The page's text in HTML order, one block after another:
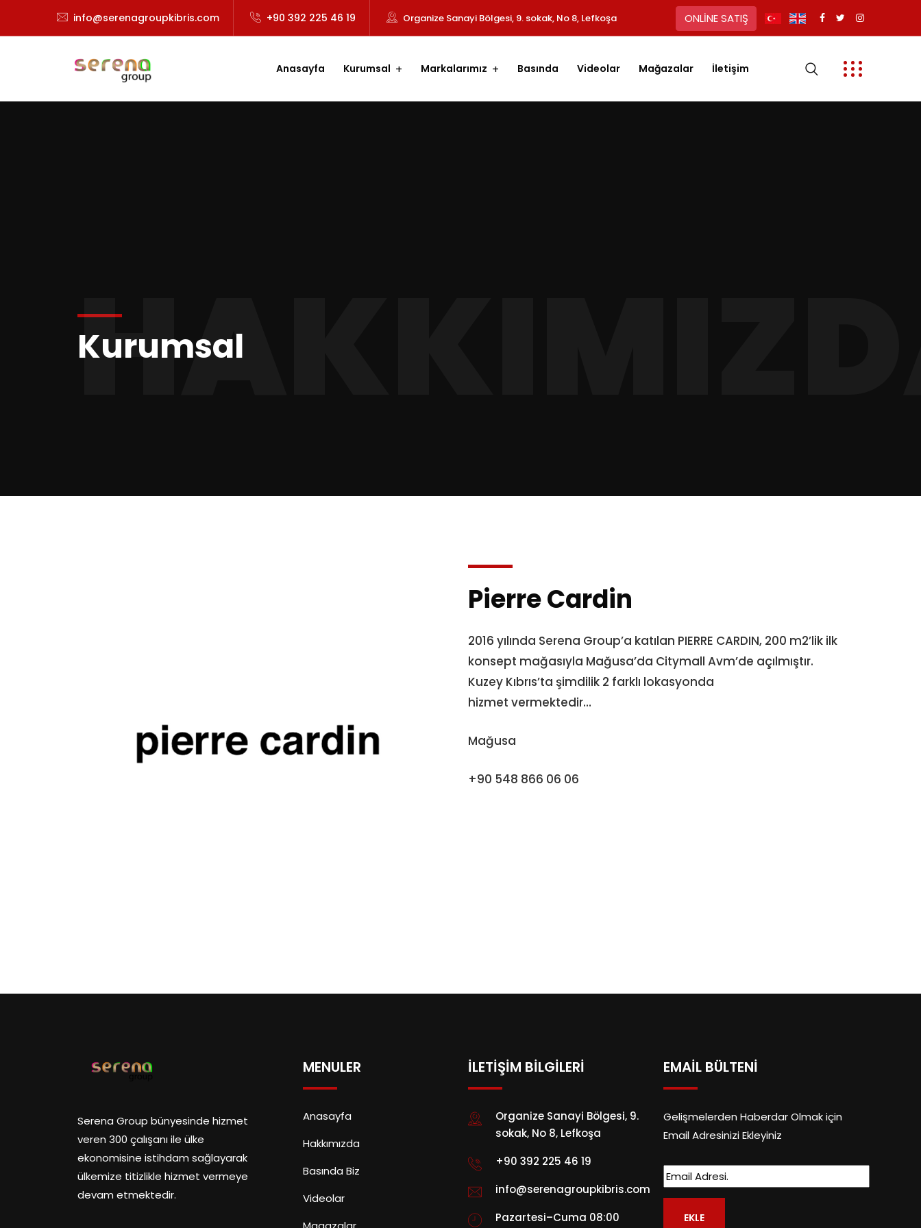
info@serenagroupkibris.com +90 392 225 46 19 Organize Sanayi Bölgesi, 9. sokak, No 8, Lefkoşa ONLİNE SATIŞ
Anasayfa Kurumsal Markalarımız Basında Videolar Mağazalar İletişim
Kurumsal
Pierre Cardin
2016 yılında Serena Group’a katılan PIERRE CARDIN, 200 m2’lik ilk
konsept mağasıyla Mağusa’da Citymall Avm’de açılmıştır.
Kuzey Kıbrıs’ta şimdilik 2 farklı lokasyonda
hizmet vermektedir…
Mağusa
+90 548 866 06 06
Serena Group bünyesinde hizmet
veren 300 çalışanı ile ülke
ekonomisine istihdam sağlayarak
ülkemize titizlikle hizmet vermeye
devam etmektedir.
MENULER
Anasayfa
Hakkımızda
Basında Biz
Videolar
İLETİŞİM BİLGİLERİ
Organize Sanayi Bölgesi, 9.
sokak, No 8, Lefkoşa
+90 392 225 46 19
info@serenagroupkibris.com
Pazartesi–Cuma 08:00
EMAİL BÜLTENİ
Gelişmelerden Haberdar Olmak için
Email Adresinizi Ekleyiniz